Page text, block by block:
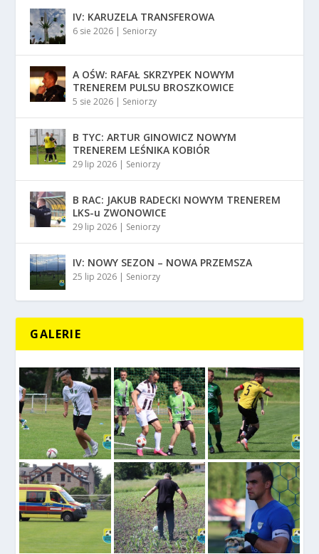
IV: KARUZELA TRANSFEROWA
6 sie 2026 | Seniorzy
A OŚW: RAFAŁ SKRZYPEK NOWYM
TRENEREM PULSU BROSZKOWICE
5 sie 2026 | Seniorzy
B TYC: ARTUR GINOWICZ NOWYM
TRENEREM LEŚNIKA KOBIÓR
29 lip 2026 | Seniorzy
B RAC: JAKUB RADECKI NOWYM TRENEREM
LKS-u ZWONOWICE
29 lip 2026 | Seniorzy
IV: NOWY SEZON – NOWA PRZEMSZA
25 lip 2026 | Seniorzy
GALERIE